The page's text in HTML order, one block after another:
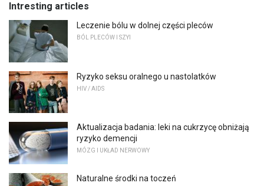
Intresting articles
Leczenie bólu w dolnej części pleców
BÓL PLECÓW I SZYI
Ryzyko seksu oralnego u nastolatków
HIV / AIDS
Aktualizacja badania: leki na cukrzycę obniżają
ryzyko demencji
MÓZG I UKŁAD NERWOWY
Naturalne środki na toczeń